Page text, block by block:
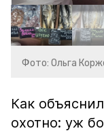
Фото: Ольга
Как
охотно: уж